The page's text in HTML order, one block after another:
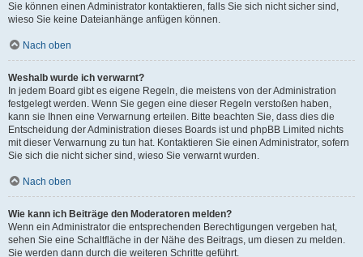
Sie können einen Administrator kontaktieren, falls Sie sich nicht sicher sind,
wieso Sie keine Dateianhänge anfügen können.
Nach oben
Weshalb wurde ich verwarnt?
In jedem Board gibt es eigene Regeln, die meistens von der Administration
festgelegt werden. Wenn Sie gegen eine dieser Regeln verstoßen haben,
kann sie Ihnen eine Verwarnung erteilen. Bitte beachten Sie, dass dies die
Entscheidung der Administration dieses Boards ist und phpBB Limited nichts
mit dieser Verwarnung zu tun hat. Kontaktieren Sie einen Administrator, sofern
Sie sich die nicht sicher sind, wieso Sie verwarnt wurden.
Nach oben
Wie kann ich Beiträge den Moderatoren melden?
Wenn ein Administrator die entsprechenden Berechtigungen vergeben hat,
sehen Sie eine Schaltfläche in der Nähe des Beitrags, um diesen zu melden.
Sie werden dann durch die weiteren Schritte geführt.